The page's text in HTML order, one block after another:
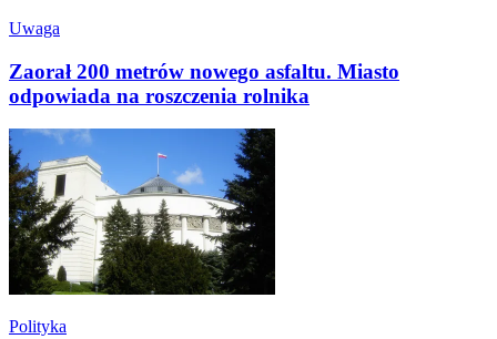
Uwaga
Zaorał 200 metrów nowego asfaltu. Miasto
odpowiada na roszczenia rolnika
Polityka